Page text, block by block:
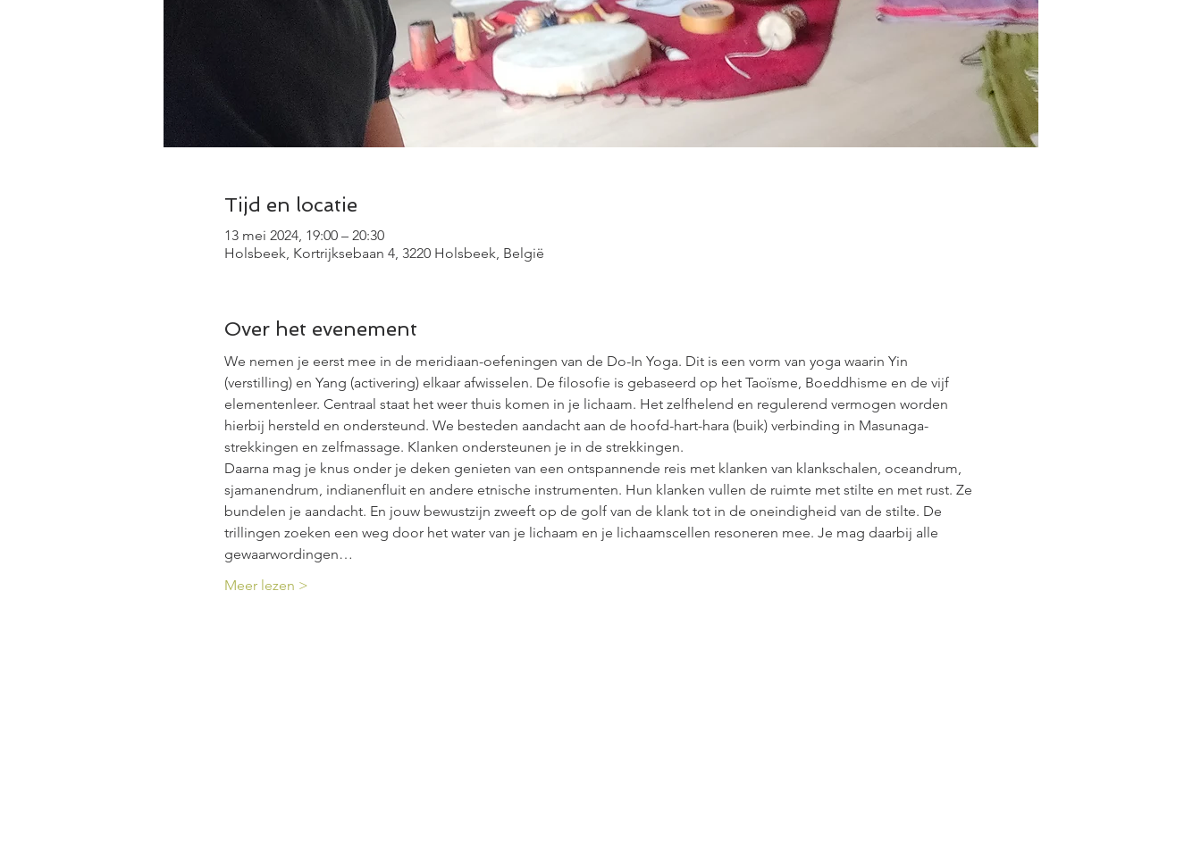
Tijd en locatie
13 mei 2024, 19:00 – 20:30
Holsbeek, Kortrijksebaan 4, 3220 Holsbeek, België
Over het evenement
We nemen je eerst mee in de meridiaan-oefeningen van de Do-In Yoga. Dit is een vorm van yoga waarin Yin
(verstilling) en Yang (activering) elkaar afwisselen. De filosofie is gebaseerd op het Taoïsme, Boeddhisme en de vijf
elementenleer. Centraal staat het weer thuis komen in je lichaam. Het zelfhelend en regulerend vermogen worden
hierbij hersteld en ondersteund. We besteden aandacht aan de hoofd-hart-hara (buik) verbinding in Masunaga-
strekkingen en zelfmassage. Klanken ondersteunen je in de strekkingen.
Daarna mag je knus onder je deken genieten van een ontspannende reis met klanken van klankschalen, oceandrum,
sjamanendrum, indianenfluit en andere etnische instrumenten. Hun klanken vullen de ruimte met stilte en met rust. Ze
bundelen je aandacht. En jouw bewustzijn zweeft op de golf van de klank tot in de oneindigheid van de stilte. De
trillingen zoeken een weg door het water van je lichaam en je lichaamscellen resoneren mee. Je mag daarbij alle
gewaarwordingen…
Meer lezen >